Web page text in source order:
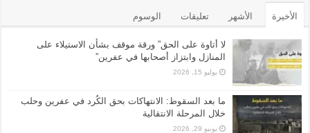
الأخيرة الأشهر تعليقات الوسوم
لا أتاوة على الحق” ورقة موقف بشأن الاستيلاء على
المنازل وابتزاز أصحابها في عفرين”
يوليو 15, 2026
ما بعد السقوط: الانتهاكات بحق الكُرد في عفرين وحلب
خلال المرحلة الانتقالية
يونيو 29, 2026